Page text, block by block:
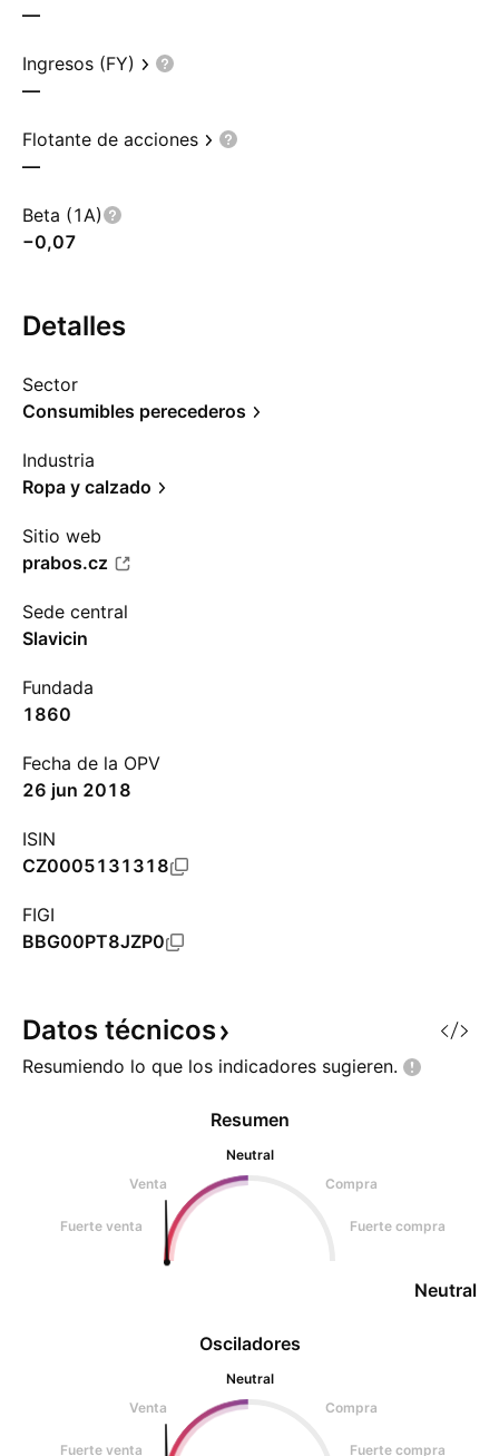
—
Ingresos (FY)
—
Flotante de acciones
—
Beta (1A)
−0,07
Detalles
Sector
Consumibles perecederos
Industria
Ropa y calzado
Sitio web
prabos.cz
Sede central
Slavicin
Fundada
1860
Fecha de la OPV
26 jun 2018
ISIN
CZ0005131318
FIGI
BBG00PT8JZP0
Datos técnicos
Resumiendo lo que los indicadores sugieren.
Osciladores
Neutral
Venta
Compra
Fuerte venta Fuerte compra
Resumen
Neutral
Venta
Compra
Fuerte venta Fuerte compra
Neutral